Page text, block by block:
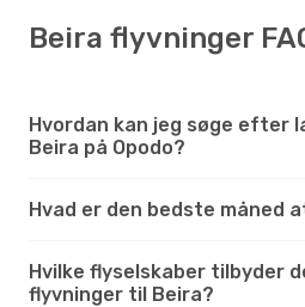
Beira flyvninger
Hvordan kan jeg søge efter
Beira på Opodo?
Hvad er den bedste måned
Hvilke flyselskaber tilbyder
flyvninger til Beira?